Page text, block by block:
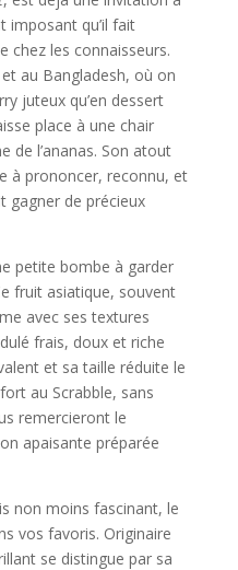
imposant qu’il fait
chez les connaisseurs.
au Bangladesh, où on
juteux qu’en dessert
place à une chair
de l’ananas. Son atout
à prononcer, reconnu, et
gagner de précieux
petite bombe à garder
fruit asiatique, souvent
avec ses textures
frais, doux et riche
et sa taille réduite le
au Scrabble, sans
remercieront le
apaisante préparée
non moins fascinant, le
vos favoris. Originaire
se distingue par sa